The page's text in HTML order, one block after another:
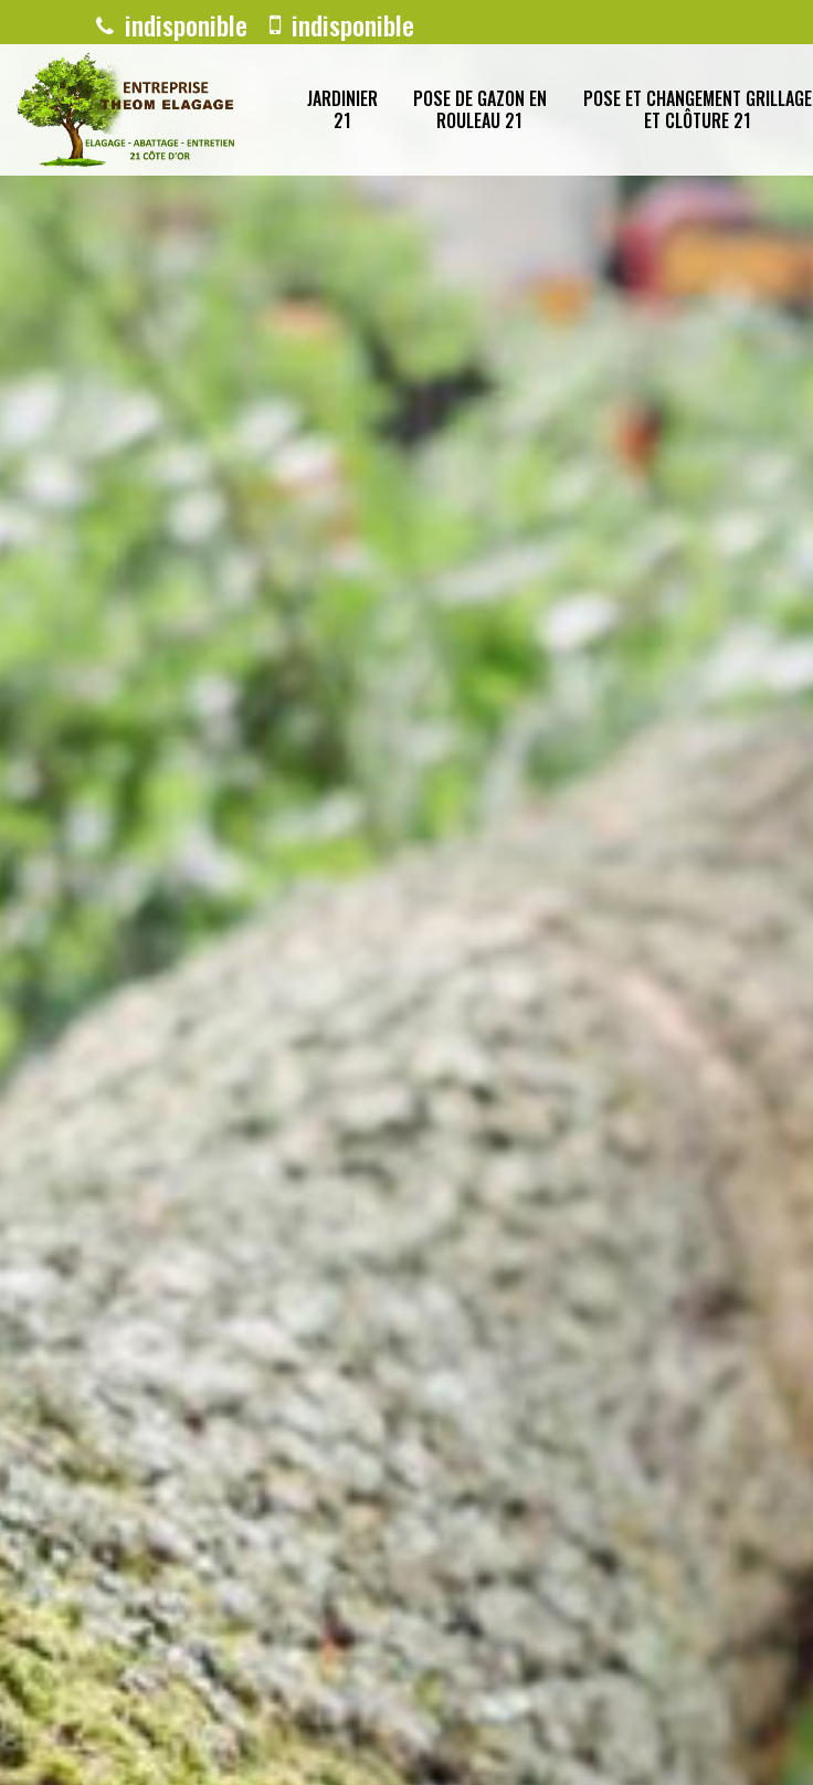
indisponible indisponible
JARDINIER
21
POSE DE GAZON EN
ROULEAU 21
POSE ET CHANGEMENT GRILLAGE
ET CLÔTURE 21